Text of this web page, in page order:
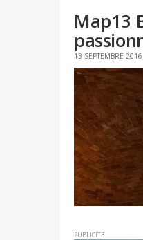
Map13
13 SEPTEMBRE 2016
PUBLICITE